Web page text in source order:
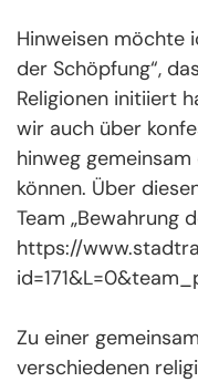
Hinweisen möchte
der Schöpfung“,
Religionen initiiert
wir auch über
hinweg
können. Über
Team „Bewahrung
https://
Zu einer
verschiedenen